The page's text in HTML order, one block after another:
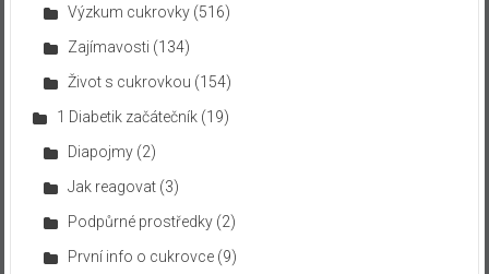
Výzkum cukrovky(516)
Zajímavosti (134)
Život s cukrovkou (154)
1 Diabetik začátečník(19)
Diapojmy(2)
Jak reagovat(3)
Podpůrné prostředky(2)
První info o cukrovce(9)